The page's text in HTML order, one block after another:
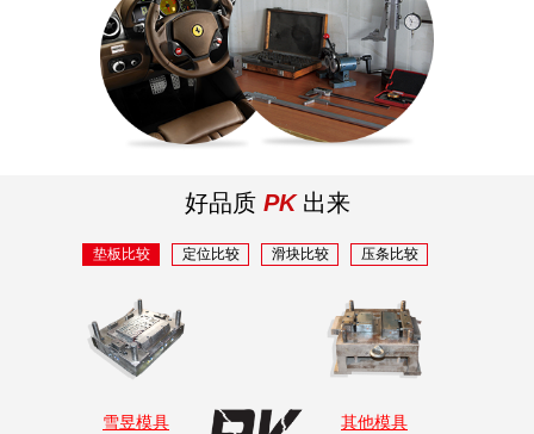
好品质 PK出来
垫板比较 定位比较 滑块比较 压条比较
雪昱模具 其他模具